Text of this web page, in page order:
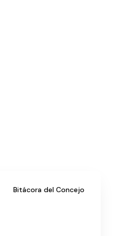
Bitácora del Concejo